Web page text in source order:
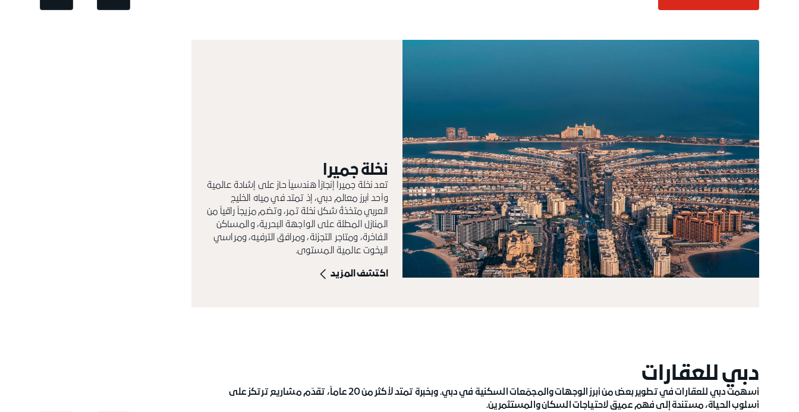
نخلة جميرا
تعد نخلة جميرا إنجازاً هندسياً حاز على إشادة عالمية
وأحد أبرز معالم دبي، إذ تمتد في مياه الخليج
العربي متخذةً شكل نخلة تمر، وتضم مزيجاً راقياً من
المنازل المطلة على الواجهة البحرية، والمساكن
الفاخرة، ومتاجر التجزئة، ومرافق الترفيه، ومراسي
اليخوت عالمية المستوى.
اكتشف المزيد
دبي للعقارات
أسهمت دبي للعقارات في تطوير بعض من أبرز الوجهات والمجمّعات السكنية في دبي. وبخبرة تمتد لأكثر من 20 عاماً، تقدّم مشاريع ترتكز على
أسلوب الحياة، مستندة إلى فهم عميق لاحتياجات السكان والمستثمرين.